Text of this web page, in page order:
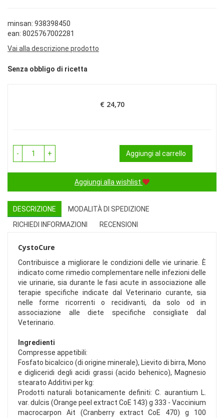
minsan: 938398450
ean: 8025767002281
Vai alla descrizione prodotto
Senza obbligo di ricetta
Prezzo
€ 24,70
- + Aggiungi al carrello
Aggiungi alla wishlist
DESCRIZIONE
MODALITÀ DI SPEDIZIONE
RICHIEDI INFORMAZIONI
RECENSIONI
CystoCure
Contribuisce a migliorare le condizioni delle vie urinarie. È
indicato come rimedio complementare nelle infezioni delle
vie urinarie, sia durante le fasi acute in associazione alle
terapie specifiche indicate dal Veterinario curante, sia
nelle forme ricorrenti o recidivanti, da solo od in
associazione alle diete specifiche consigliate dal
Veterinario.
Ingredienti
Compresse appetibili:
Fosfato bicalcico (di origine minerale), Lievito di birra, Mono
e digliceridi degli acidi grassi (acido behenico), Magnesio
stearato Additivi per kg:
Prodotti naturali botanicamente definiti: C. aurantium L.
var. dulcis (Orange peel extract CoE 143) g 333 - Vaccinium
macrocarpon Ait (Cranberry extract CoE 470) g 100